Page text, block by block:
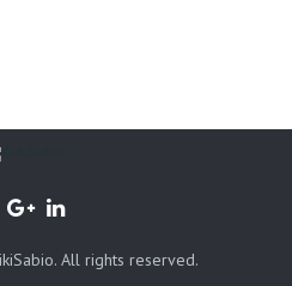
All rights reserved.